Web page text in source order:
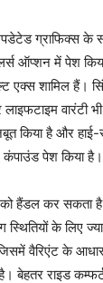
ग्राफिक्स के
ऑप्शन में पेश
एक्स शामिल हैं।
वारंटी
किया है और हाई-
पेश किया है।
को हैंडल कर सकता
के लिए
वैरिएंट के
बेहतर राइड